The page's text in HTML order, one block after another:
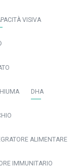
VISIVA
DHA
ALIMENTARE
IMMUNITARIO